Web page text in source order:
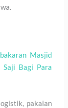
Masjid
Saji Bagi Para
pakaian